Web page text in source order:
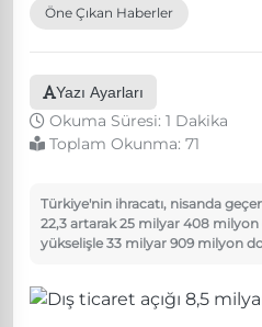
Öne Çıkan Haberler
Yazı Ayarları
Okuma Süresi: 1 Dakika
Toplam Okunma: 71
Türkiye'nin ihracatı, nisanda
22,3 artarak 25 milyar 408 milyon
yükselişle 33 milyar 909 milyon